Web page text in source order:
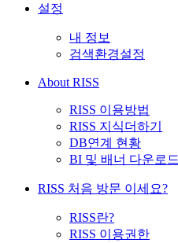
설정
내 정보
검색환경설정
About RISS
RISS 이용방법
RISS 지식더하기
DB연계 현황
BI 및 배너 다운로드
RISS 처음 방문 이세요?
RISS란?
RISS 이용권한